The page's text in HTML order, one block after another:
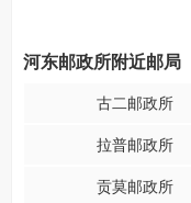
河东邮政所附近邮局
古二邮政所
拉普邮政所
贡莫邮政所